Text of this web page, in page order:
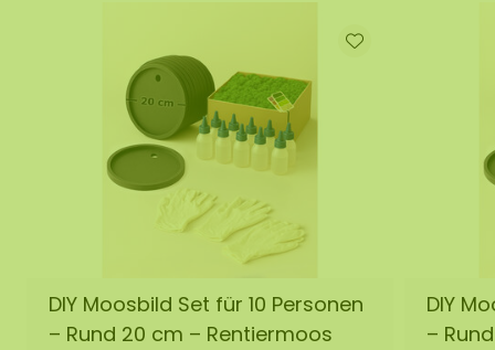
DIY Moosbild Set für 10 Personen
– Rund 20 cm – Rentiermoos
DIY
–